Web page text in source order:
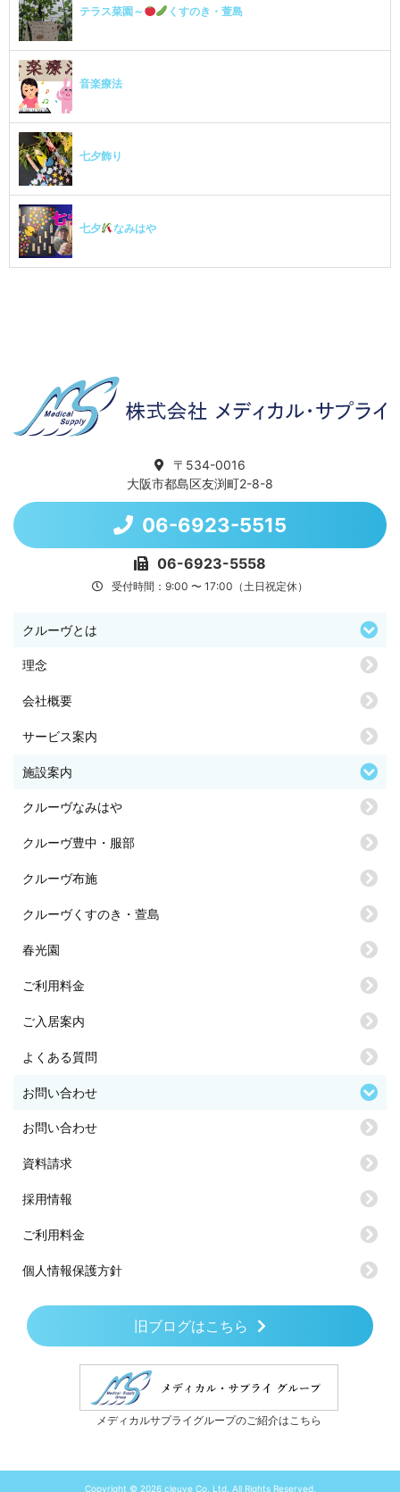
テラス菜園～ くすのき・萱島
音楽療法
七夕飾り
七夕 なみはや
〒534-0016
大阪市都島区友渕町2-8-8
06-6923-5515
06-6923-5558
受付時間：9:00 〜 17:00（土日祝定休）
クルーヴとは
理念
会社概要
サービス案内
施設案内
クルーヴなみはや
クルーヴ豊中・服部
クルーヴ布施
クルーヴくすのき・萱島
春光園
ご利用料金
ご入居案内
よくある質問
お問い合わせ
お問い合わせ
資料請求
採用情報
ご利用料金
個人情報保護方針
旧ブログはこちら
メディカルサプライグループのご紹介はこちら
Copyright © 2026 cleuve Co, Ltd. All Rights Reserved.